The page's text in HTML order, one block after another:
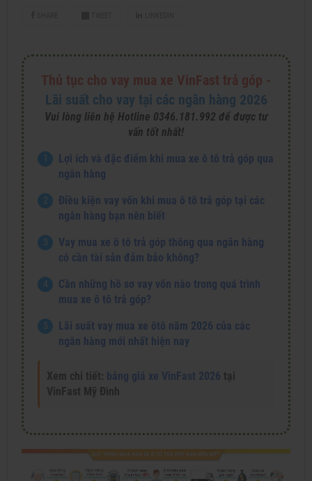
Thủ tục cho vay mua xe VinFast trả góp -
Lãi suất cho vay tại các ngân hàng 2026
Vui lòng liên hệ Hotline 0346.181.992 để được tư
vấn tốt nhất!
Lợi ích và đặc điểm khi mua xe ô tô trả góp qua
ngân hàng
Điều kiện vay vốn khi mua ô tô trả góp tại các
ngân hàng bạn nên biết
Vay mua xe ô tô trả góp thông qua ngân hàng
có cần tài sản đảm bảo không?
Cần những hồ sơ vay vốn nào trong quá trình
mua xe ô tô trả góp?
Lãi suất vay mua xe ôtô năm 2026 của các
ngân hàng mới nhất hiện nay
Xem chi tiết: bảng giá xe VinFast 2026 tại
VinFast Mỹ Đình